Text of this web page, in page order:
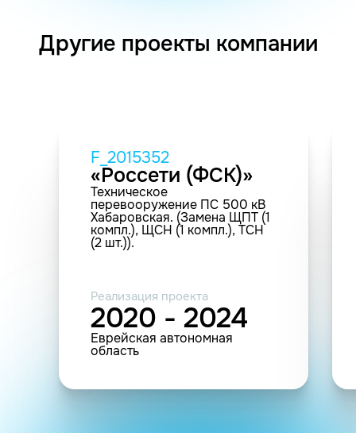
Другие проекты компании
F_2015352
«Россети (ФСК)»
Техническое
перевооружение ПС 500 кВ
Хабаровская. (Замена ЩПТ (1
компл.), ЩСН (1 компл.), ТСН
(2 шт.)).
Реализация проекта
2020 - 2024
Еврейская автономная
область